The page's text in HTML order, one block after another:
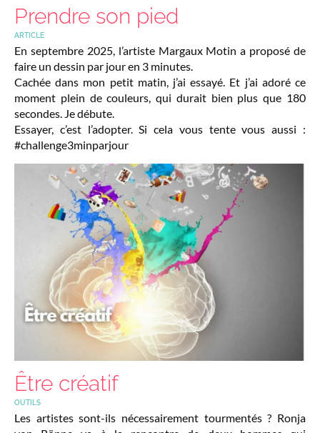
Prendre son pied
ARTICLE
En septembre 2025, l’artiste Margaux Motin a proposé de
faire un dessin par jour en 3 minutes.
Cachée dans mon petit matin, j’ai essayé. Et j’ai adoré ce
moment plein de couleurs, qui durait bien plus que 180
secondes. Je débute.
Essayer, c’est l’adopter. Si cela vous tente vous aussi :
#challenge3minparjour
Être créatif
OUTILS
Les artistes sont-ils nécessairement tourmentés ? Ronja